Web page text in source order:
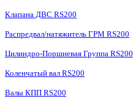
Клапана ДВС RS200
Распредвал/натяжитель ГРМ RS200
Цилиндро-Поршневая Группа RS200
Коленчатый вал RS200
Валы КПП RS200